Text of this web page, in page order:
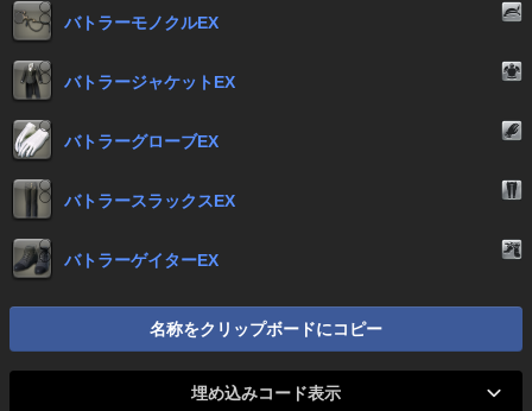
バトラーモノクルEX
バトラージャケットEX
バトラーグローブEX
バトラースラックスEX
バトラーゲイターEX
名称をクリップボードにコピー
埋め込みコード表示